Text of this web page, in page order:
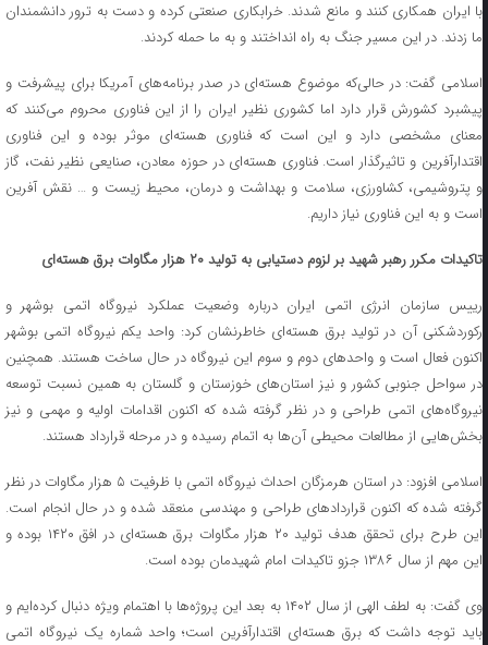
با ایران همکاری کنند و مانع شدند. خرابکاری صنعتی کرده و دست به ترور دانشمندان
ما زدند. در این مسیر جنگ به راه انداختند و به ما حمله کردند.
اسلامی گفت: در حالی‌که موضوع هسته‌ای در صدر برنامه‌های آمریکا برای پیشرفت و
پیشبرد کشورش قرار دارد اما کشوری نظیر ایران را از این فناوری محروم می‌کنند که
معنای مشخصی دارد و این است که فناوری هسته‌ای موثر بوده و این فناوری
اقتدارآفرین و تاثیرگذار است. فناوری هسته‌ای در حوزه معادن، صنایعی نظیر نفت، گاز
و پتروشیمی، کشاورزی، سلامت و بهداشت و درمان، محیط زیست و … نقش آفرین
است و به این فناوری نیاز داریم.
تاکیدات مکرر رهبر شهید بر لزوم دستیابی به تولید ۲۰ هزار مگاوات برق هسته‌ای
رییس سازمان انرژی اتمی ایران درباره وضعیت عملکرد نیروگاه اتمی بوشهر و
رکوردشکنی آن در تولید برق هسته‌ای خاطرنشان کرد: واحد یکم نیروگاه اتمی بوشهر
اکنون فعال است و واحدهای دوم و سوم این نیروگاه در حال ساخت هستند. همچنین
در سواحل جنوبی کشور و نیز استان‌های خوزستان و گلستان به همین نسبت توسعه
نیروگاه‌های اتمی طراحی و در نظر گرفته شده که اکنون اقدامات اولیه و مهمی و نیز
بخش‌هایی از مطالعات محیطی آن‌ها به اتمام رسیده و در مرحله قرارداد هستند.
اسلامی افزود: در استان هرمزگان احداث نیروگاه اتمی با ظرفیت ۵ هزار مگاوات در نظر
گرفته شده که اکنون قراردادهای طراحی و مهندسی منعقد شده و در حال انجام است.
این طرح برای تحقق هدف تولید ۲۰ هزار مگاوات برق هسته‌ای در افق ۱۴۲۰ بوده و
این مهم از سال ۱۳۸۶ جزو تاکیدات امام شهیدمان بوده است.
وی گفت: به لطف الهی از سال ۱۴۰۲ به بعد این پروژه‌ها با اهتمام ویژه دنبال کرده‌ایم و
باید توجه داشت که برق هسته‌ای اقتدارآفرین است؛ واحد شماره یک نیروگاه اتمی